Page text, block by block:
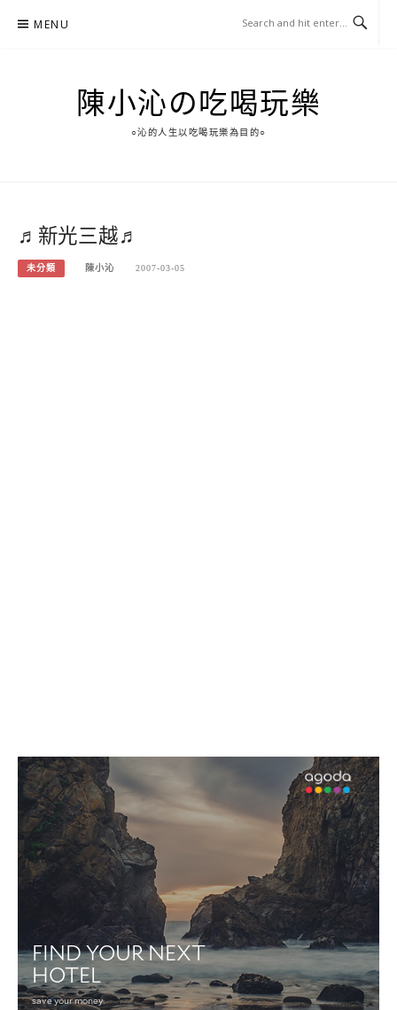
MENU
陳小沁の吃喝玩樂
○沁的人生以吃喝玩樂為目的○
♬新光三越♬
未分類 陳小沁 2007-03-05